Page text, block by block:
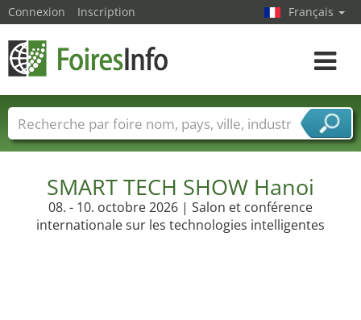
SMART TECH SHOW Hanoi
08. - 10. octobre 2026 | Salon et conférence
internationale sur les technologies intelligentes
Connexion Inscription Français
Toggle
Foire noms Pays Villes
Secteurs de foire